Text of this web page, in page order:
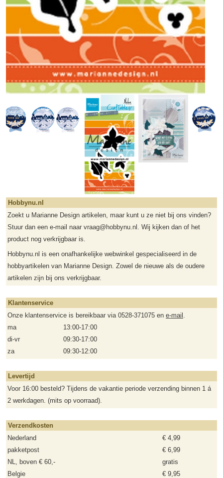
Hobbynu.nl
Zoekt u Marianne Design artikelen, maar kunt u ze niet bij ons vinden?
Stuur dan een e-mail naar vraag@hobbynu.nl. Wij kijken dan of het
product nog verkrijgbaar is.
Hobbynu.nl is een onafhankelijke webwinkel gespecialiseerd in de
hobbyartikelen van Marianne Design. Zowel de nieuwe als de oudere
artikelen zijn bij ons verkrijgbaar.
Klantenservice
Onze klantenservice is bereikbaar via 0528-371075 en e-mail .
ma
13:00-17:00
di-vr
09:30-17:00
za
09:30-12:00
Levertijd
Voor 16:00 besteld? Tijdens de vakantie periode verzending binnen 1 á
2 werkdagen. (mits op voorraad).
Verzendkosten
Nederland
€ 4,99
pakketpost
€ 6,99
NL, boven € 60,-
gratis
Belgie
€ 9,95